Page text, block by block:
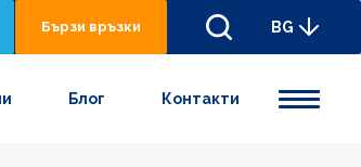
Бързи връзки BG
Блог Контакти